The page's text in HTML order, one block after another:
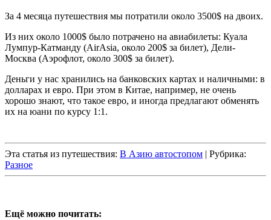
За 4 месяца путешествия мы потратили около 3500$ на двоих.
Из них около 1000$ было потрачено на авиабилеты: Куала
Лумпур-Катманду (AirAsia, около 200$ за билет), Дели-
Москва (Аэрофлот, около 300$ за билет).
Деньги у нас хранились на банковских картах и наличными: в
долларах и евро. При этом в Китае, например, не очень
хорошо знают, что такое евро, и иногда предлагают обменять
их на юани по курсу 1:1.
Эта статья из путешествия: В Азию автостопом | Рубрика:
Разное
Ещё можно почитать: